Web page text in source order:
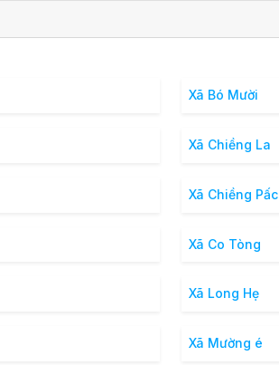
Xã Bó Mười
Xã Chiềng La
Xã Chiềng Pấc
Xã Co Tòng
Xã Long Hẹ
Xã Mường é